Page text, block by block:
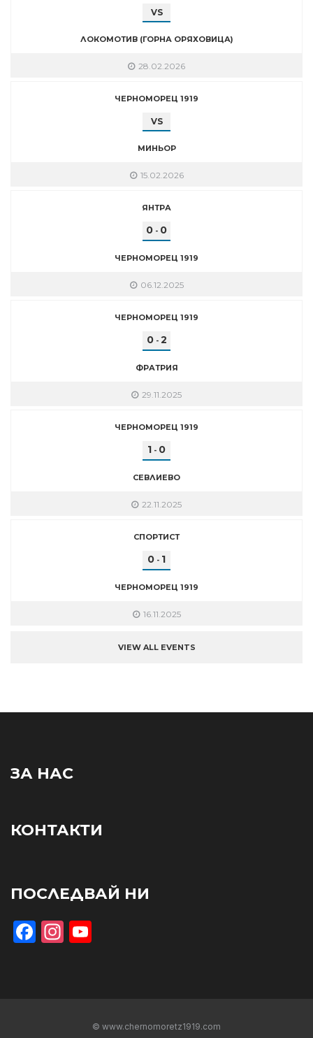
VS
ЛОКОМОТИВ (ГОРНА ОРЯХОВИЦА)
28.02.2026
ЧЕРНОМОРЕЦ 1919
VS
МИНЬОР
15.02.2026
ЯНТРА
0 - 0
ЧЕРНОМОРЕЦ 1919
06.12.2025
ЧЕРНОМОРЕЦ 1919
0- 2
ФРАТРИЯ
29.11.2025
ЧЕРНОМОРЕЦ 1919
1 - 0
СЕВЛИЕВО
22.11.2025
СПОРТИСТ
0 - 1
ЧЕРНОМОРЕЦ 1919
16.11.2025
VIEW ALL EVENTS
ЗА НАС
КОНТАКТИ
ПОСЛЕДВАЙ НИ
Facebook
Instagram
© www.chernomoretz1919.com